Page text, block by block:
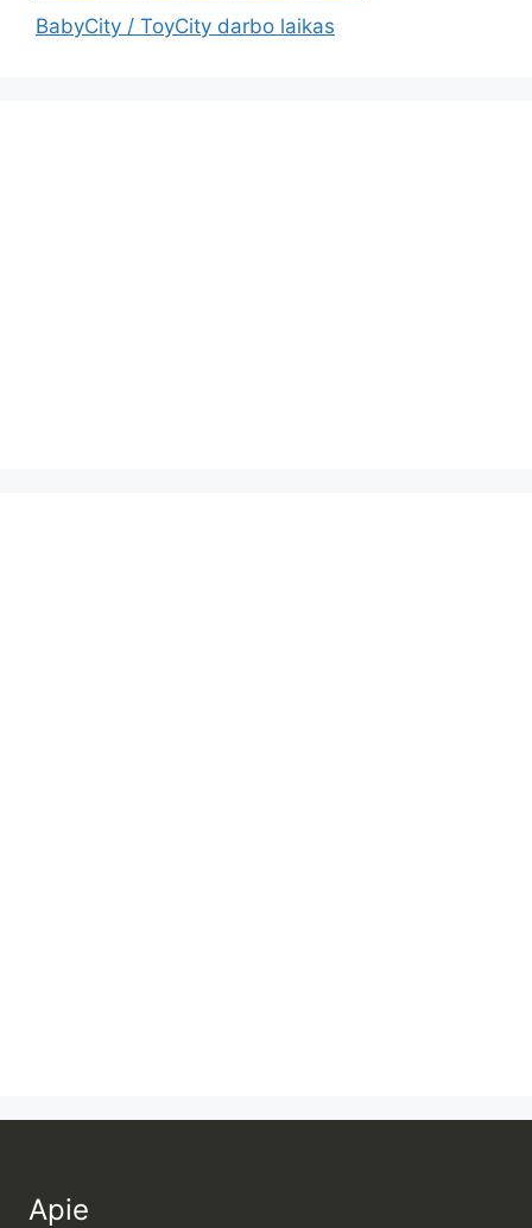
BabyCity / ToyCity darbo laikas
Apie